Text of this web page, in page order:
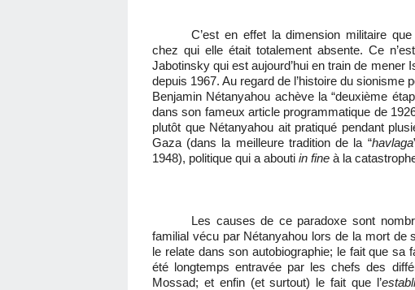
C’est en effet la dimension militaire
chez qui elle était totalement absente. Ce
Jabotinsky qui est aujourd’hui en train de
depuis 1967. Au regard de l’histoire du sionisme
Benjamin Nétanyahou achève la “deuxième
dans son fameux article programmatique de
plutôt que Nétanyahou ait pratiqué pendant
Gaza (dans la meilleure tradition de la “havlaga
1948), politique qui a abouti in fine à la
Les causes de ce paradoxe sont
familial vécu par Nétanyahou lors de la mort de
le relate dans son autobiographie; le fait que sa
été longtemps entravée par les chefs des
Mossad; et enfin (et surtout) le fait que l’